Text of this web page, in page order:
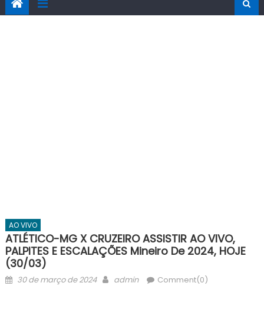
AO VIVO
ATLÉTICO-MG X CRUZEIRO ASSISTIR AO VIVO,
PALPITES E ESCALAÇÕES Mineiro De 2024, HOJE
(30/03)
Posted
30 de março de 2024 Author
admin Comment(0)